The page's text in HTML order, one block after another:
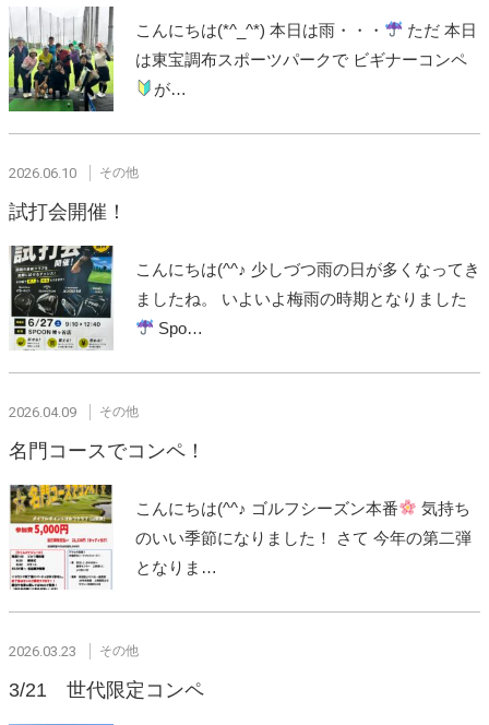
こんにちは(*^_^*) 本日は雨・・・
ただ 本日
は東宝調布スポーツパークで ビギナーコンペ
が…
2026.06.10 その他
試打会開催！
こんにちは(^^♪ 少しづつ雨の日が多くなってき
ましたね。 いよいよ梅雨の時期となりました
Spo…
2026.04.09 その他
名門コースでコンペ！
こんにちは(^^♪ ゴルフシーズン本番
気持ち
のいい季節になりました！ さて 今年の第二弾
となりま…
2026.03.23 その他
3/21 世代限定コンペ